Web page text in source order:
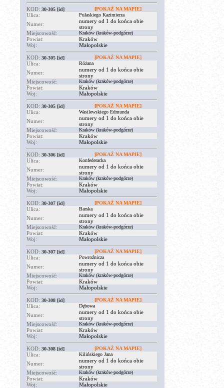
KOD: 30-305 [id] [POKAŻ NA MAPIE]
Ulica: Pułaskiego Kazimierza
Numer:
numery od 1 do końca obie
strony
Miejscowość:
Kraków (kraków-podgórze)
Powiat:
Kraków
Woj:
Małopolskie
KOD: 30-305 [id] [POKAŻ NA MAPIE]
Ulica: Różana
Numer:
numery od 1 do końca obie
strony
Miejscowość:
Kraków (kraków-podgórze)
Powiat:
Kraków
Woj:
Małopolskie
KOD: 30-305 [id] [POKAŻ NA MAPIE]
Ulica: Wasilewskiego Edmunda
Numer:
numery od 1 do końca obie
strony
Miejscowość:
Kraków (kraków-podgórze)
Powiat:
Kraków
Woj:
Małopolskie
KOD: 30-306 [id] [POKAŻ NA MAPIE]
Ulica: Konfederacka
Numer:
numery od 1 do końca obie
strony
Miejscowość:
Kraków (kraków-podgórze)
Powiat:
Kraków
Woj:
Małopolskie
KOD: 30-307 [id] [POKAŻ NA MAPIE]
Ulica: Barska
Numer:
numery od 1 do końca obie
strony
Miejscowość:
Kraków (kraków-podgórze)
Powiat:
Kraków
Woj:
Małopolskie
KOD: 30-307 [id] [POKAŻ NA MAPIE]
Ulica: Powroźnicza
Numer:
numery od 1 do końca obie
strony
Miejscowość:
Kraków (kraków-podgórze)
Powiat:
Kraków
Woj:
Małopolskie
KOD: 30-308 [id] [POKAŻ NA MAPIE]
Ulica: Dębowa
Numer:
numery od 1 do końca obie
strony
Miejscowość:
Kraków (kraków-podgórze)
Powiat:
Kraków
Woj:
Małopolskie
KOD: 30-308 [id] [POKAŻ NA MAPIE]
Ulica: Kilińskiego Jana
Numer:
numery od 1 do końca obie
strony
Miejscowość:
Kraków (kraków-podgórze)
Powiat:
Kraków
Woj:
Małopolskie